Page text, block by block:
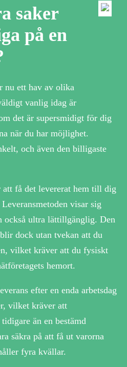
saker
på en
nu ett hav av olika
vanlig idag är
det är supersmidigt för dig
när du har möjlighet.
och även den billigaste
få det levererat hem till dig
visar sig
också ultra lättillgänglig. Den
dock utan tvekan att du
vilket kräver att du fysiskt
hemort.
efter en enda arbetsdag
vilket kräver att
än en bestämd
säkra på att få ut varorna
fyra kvällar.